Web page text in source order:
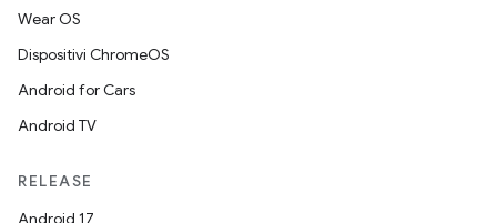
Wear OS
Dispositivi ChromeOS
Android for Cars
Android TV
RELEASE
Android 17